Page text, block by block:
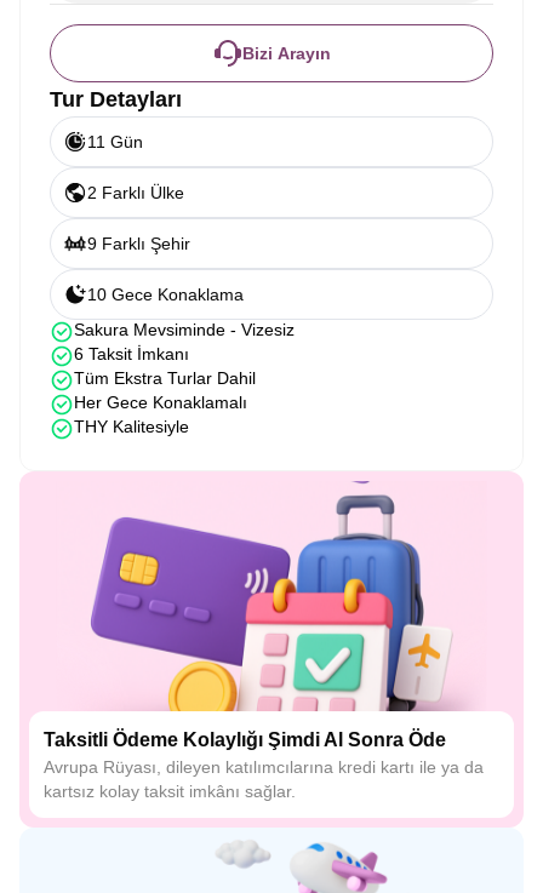
Bizi Arayın
Tur Detayları
11 Gün
2 Farklı Ülke
9 Farklı Şehir
10 Gece Konaklama
Sakura Mevsiminde - Vizesiz
6 Taksit İmkanı
Tüm Ekstra Turlar Dahil
Her Gece Konaklamalı
THY Kalitesiyle
Taksitli Ödeme Kolaylığı Şimdi Al Sonra Öde
Avrupa Rüyası, dileyen katılımcılarına kredi kartı ile ya da
kartsız kolay taksit imkânı sağlar.